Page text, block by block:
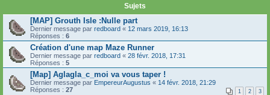
Sujets
[MAP] Grouth Isle :Nulle part
Dernier message par redboard « 12 mars 2019, 16:13
Réponses : 6
Création d'une map Maze Runner
Dernier message par redboard « 28 févr. 2018, 17:31
Réponses : 5
[Map] Aglagla_c_moi va vous taper !
Dernier message par EmpereurAugustus « 14 févr. 2018, 21:29
Réponses : 27 1 2 3